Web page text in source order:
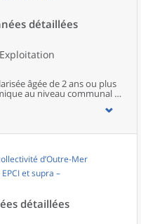
détaillées
âgée de 2 ans ou plus
au niveau communal et
d’Outre-Mer
et supra –
détaillées